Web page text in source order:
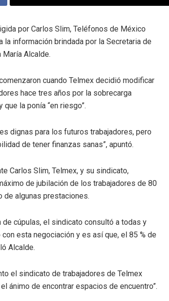
por Carlos Slim, Teléfonos de México
información brindada por la Secretaria de
Alcalde.
cuando Telmex decidió modificar
hace tres años por la sobrecarga
la ponía “en riesgo”.
dignas para los futuros trabajadores, pero
de tener finanzas sanas”, apuntó.
Carlos Slim, Telmex, y su sindicato,
de jubilación de los trabajadores de 80
de algunas prestaciones.
cúpulas, el sindicato consultó a todas y
esta negociación y es así que, el 85 % de
Alcalde.
el sindicato de trabajadores de Telmex
ánimo de encontrar espacios de encuentro”.